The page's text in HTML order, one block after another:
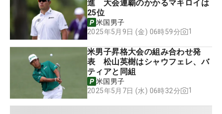
進 大会連覇のかかるマキロイは
25位
米国男子
2025年5月9日 (金) 06時59分
1
米男子昇格大会の組み合わせ発
表 松山英樹はシャウフェレ、バ
ティアと同組
米国男子
2025年5月7日 (水) 06時32分
1